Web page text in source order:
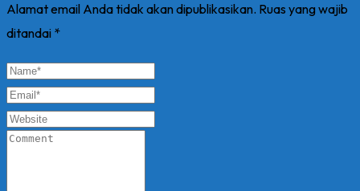
Alamat email Anda tidak akan dipublikasikan. Ruas yang wajib
ditandai *